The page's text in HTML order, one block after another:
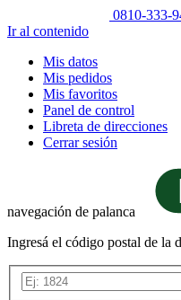
0810-333-
Ir al contenido
Mis datos
Mis pedidos
Mis favoritos
Panel de control
Libreta de direcciones
Cerrar sesión
navegación de palanca
Ingresá el código postal de la